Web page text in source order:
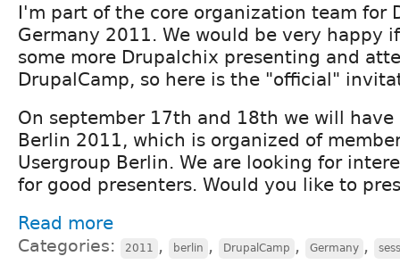
I'm part of the core organization team for
Germany 2011. We would be very happy
some more Drupalchix presenting and
DrupalCamp, so here is the "official"
On september 17th and 18th we will have
Berlin 2011, which is organized of
Usergroup Berlin. We are looking for
for good presenters. Would you like to
Read more
Categories: 2011 , berlin , DrupalCamp , Germany ,